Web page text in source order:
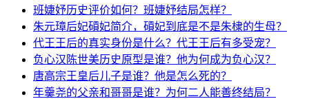
班婕妤历史评价如何？班婕妤结局怎样？
朱元璋后妃碽妃简介，碽妃到底是不是朱棣的生母？
代王王后的真实身份是什么？代王王后有多受宠？
负心汉陈世美历史原型是谁？他为何成为负心汉？
唐高宗王皇后儿子是谁？他是怎么死的？
年羹尧的父亲和哥哥是谁？为何二人能善终结局？